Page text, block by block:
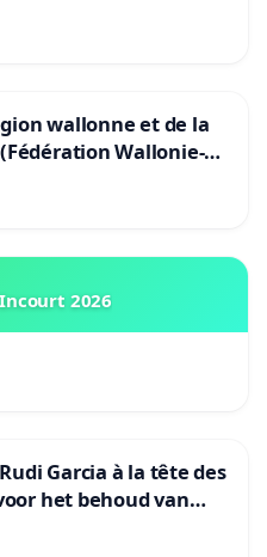
wallonne et de la
Wallonie-
2026
Garcia à la tête des
het behoud van